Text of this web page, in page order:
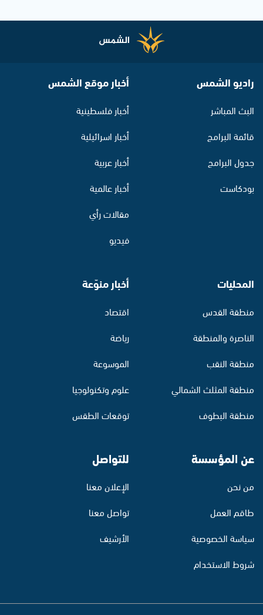
راديو الشمس
البث المباشر
قائمة البرامج
جدول البرامج
بودكاست
أخبار موقع الشمس
أخبار فلسطينية
أخبار اسرائيلية
أخبار عربية
أخبار عالمية
مقالات رأي
فيديو
المحليات
منطقة القدس
الناصرة والمنطقة
منطقة النقب
منطقة المثلث الشمالي
منطقة البطوف
أخبار منوّعة
اقتصاد
رياضة
الموسوعة
علوم وتكنولوجيا
توقعات الطقس
عن المؤسسة
من نحن
طاقم العمل
سياسة الخصوصية
شروط الاستخدام
للتواصل
الإعلان معنا
تواصل معنا
الأرشيف